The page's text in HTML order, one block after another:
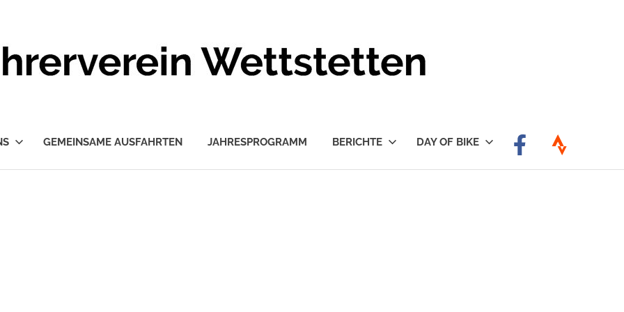
GEMEINSAME AUSFAHRTEN JAHRESPROGRAMM BERICHTE DAY OF BIKE